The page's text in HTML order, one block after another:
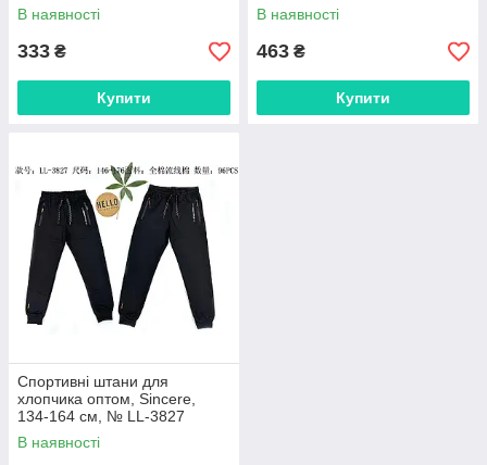
В наявності
333 ₴
Купити
В наявності
463 ₴
Купити
Спортивні штани для
хлопчика оптом, Sincere,
134-164 см, № LL-3827
В наявності